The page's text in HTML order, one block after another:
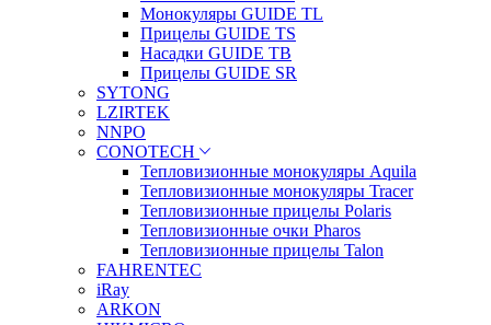
Монокуляры GUIDE TL
Прицелы GUIDE TS
Насадки GUIDE TB
Прицелы GUIDE SR
SYTONG
LZIRTEK
NNPO
CONOTECH
Тепловизионные монокуляры Aquila
Тепловизионные монокуляры Tracer
Тепловизионные прицелы Polaris
Тепловизионные очки Pharos
Тепловизионные прицелы Talon
FAHRENTEC
iRay
ARKON